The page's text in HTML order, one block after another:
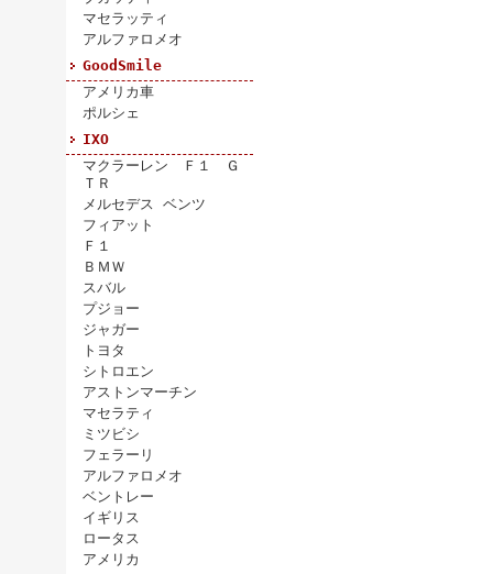
マセラッティ
アルファロメオ
GoodSmile
アメリカ車
ポルシェ
IXO
マクラーレン Ｆ１ Ｇ
ＴＲ
メルセデス ベンツ
フィアット
Ｆ１
ＢＭＷ
スバル
プジョー
ジャガー
トヨタ
シトロエン
アストンマーチン
マセラティ
ミツビシ
フェラーリ
アルファロメオ
ベントレー
イギリス
ロータス
アメリカ